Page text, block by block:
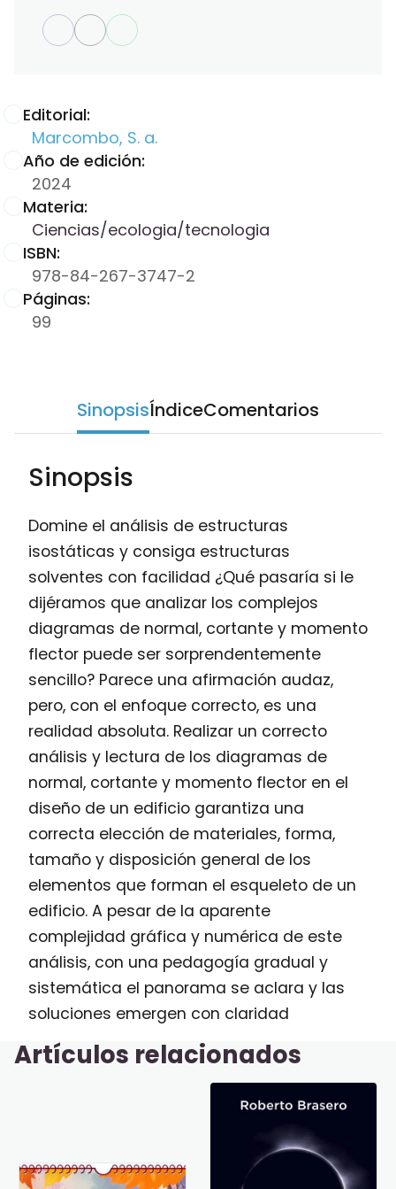
Editorial:
Marcombo, S. a.
Año de edición:
2024
Materia:
Ciencias/ecologia/tecnologia
ISBN:
978-84-267-3747-2
Páginas:
99
SinopsisÍndiceComentarios
Sinopsis
Domine el análisis de estructuras
isostáticas y consiga estructuras
solventes con facilidad ¿Qué pasaría si le
dijéramos que analizar los complejos
diagramas de normal, cortante y momento
flector puede ser sorprendentemente
sencillo? Parece una afirmación audaz,
pero, con el enfoque correcto, es una
realidad absoluta. Realizar un correcto
análisis y lectura de los diagramas de
normal, cortante y momento flector en el
diseño de un edificio garantiza una
correcta elección de materiales, forma,
tamaño y disposición general de los
elementos que forman el esqueleto de un
edificio. A pesar de la aparente
complejidad gráfica y numérica de este
análisis, con una pedagogía gradual y
sistemática el panorama se aclara y las
soluciones emergen con claridad
Artículos relacionados